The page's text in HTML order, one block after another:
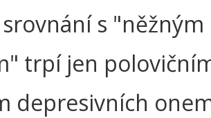
s "něžným
trpí jen
depresivních